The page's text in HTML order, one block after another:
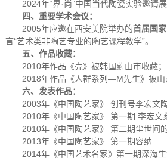
2024年“界·尚”中国当代陶瓷实验邀请展
四、重要学术会议：
2005年应邀在西安美院举办的首届国
言“艺术类非陶艺专业的陶艺课程教学”。
五、作品收藏：
2010年作品《壳》被韩国蔚山市收藏；
2018年作品《人群系列—M先生》被山
六、发表作品：
2003年《中国陶艺家》 创刊号李宏文
2010年《中国陶艺家》 第一期 李宏文
2010年《中国陶艺家》 第二期尘世间
2013年《中国陶艺家》 第一期容纳
2014年《中国艺术名家》第一期深海